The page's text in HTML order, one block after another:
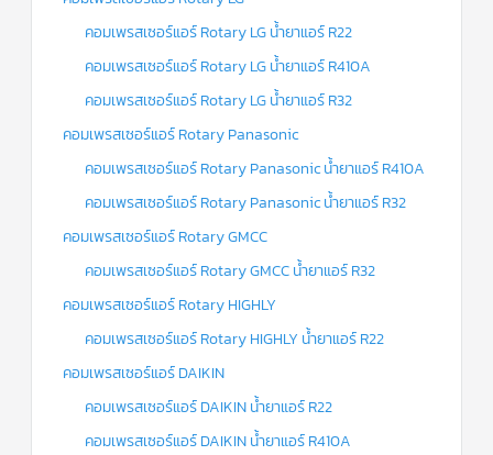
คอมเพรสเซอร์แอร์ Rotary LG น้ำยาแอร์ R22
คอมเพรสเซอร์แอร์ Rotary LG น้ำยาแอร์ R410A
คอมเพรสเซอร์แอร์ Rotary LG น้ำยาแอร์ R32
คอมเพรสเซอร์แอร์ Rotary Panasonic
คอมเพรสเซอร์แอร์ Rotary Panasonic น้ำยาแอร์ R410A
คอมเพรสเซอร์แอร์ Rotary Panasonic น้ำยาแอร์ R32
คอมเพรสเซอร์แอร์ Rotary GMCC
คอมเพรสเซอร์แอร์ Rotary GMCC น้ำยาแอร์ R32
คอมเพรสเซอร์แอร์ Rotary HIGHLY
คอมเพรสเซอร์แอร์ Rotary HIGHLY น้ำยาแอร์ R22
คอมเพรสเซอร์แอร์ DAIKIN
คอมเพรสเซอร์แอร์ DAIKIN น้ำยาแอร์ R22
คอมเพรสเซอร์แอร์ DAIKIN น้ำยาแอร์ R410A